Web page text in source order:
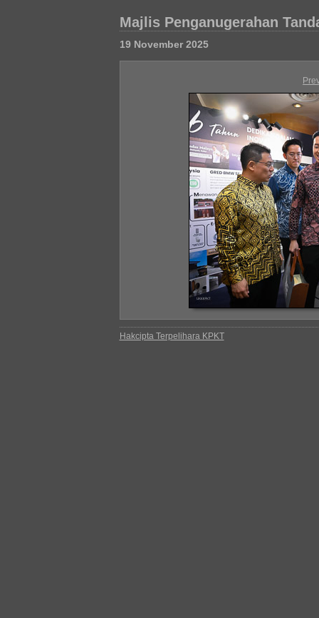
Majlis Penganugerahan
19 November 2025
Hakcipta Terpelihara KPKT